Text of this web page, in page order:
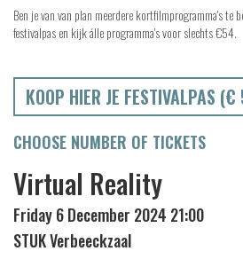
Ben je van van plan meerdere kortfilmprogramma's te
festivalpas en kijk álle programma's voor slechts €54.
KOOP HIER JE FESTIVALPAS
CHOOSE NUMBER OF TICKETS
Virtual Reality
Friday 6 December 2024 21:00
STUK Verbeeckzaal